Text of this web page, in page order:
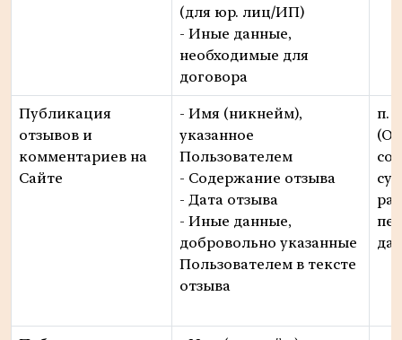
(для юр. лиц/ИП)
- Иные данные,
необходимые для
договора
Публикация
отзывов и
комментариев на
Сайте
- Имя (никнейм),
указанное
Пользователем
- Содержание отзыва
- Дата отзыва
- Иные данные,
добровольно указанные
Пользователем в тексте
отзыва
п.